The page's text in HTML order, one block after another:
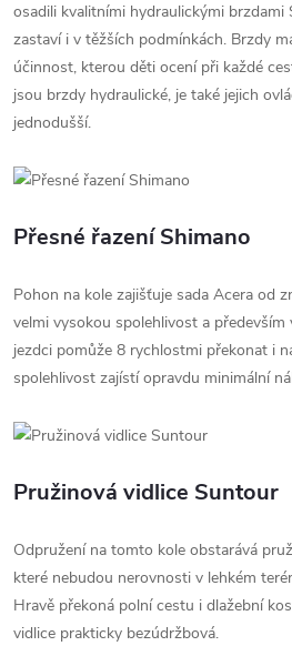
osadili kvalitními hydraulickými brzdami
zastaví i v těžších podmínkách. Brzdy
účinnost, kterou děti ocení při každé
jsou brzdy hydraulické, je také jejich
jednodušší.
Přesné řazení Shimano
Pohon na kole zajišťuje sada Acera od
velmi vysokou spolehlivost a především
jezdci pomůže 8 rychlostmi překonat i
spolehlivost zajístí opravdu minimální
Pružinová vidlice Suntour
Odpružení na tomto kole obstarává
které nebudou nerovnosti v lehkém
Hravě překoná polní cestu i dlažební
vidlice prakticky bezúdržbová.